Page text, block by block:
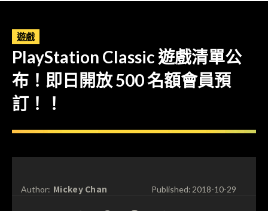
遊戲
PlayStation Classic 遊戲清單公
布！即日開放 500 名額會員預
訂！！
Author: Mickey Chan Published:2018-10-29